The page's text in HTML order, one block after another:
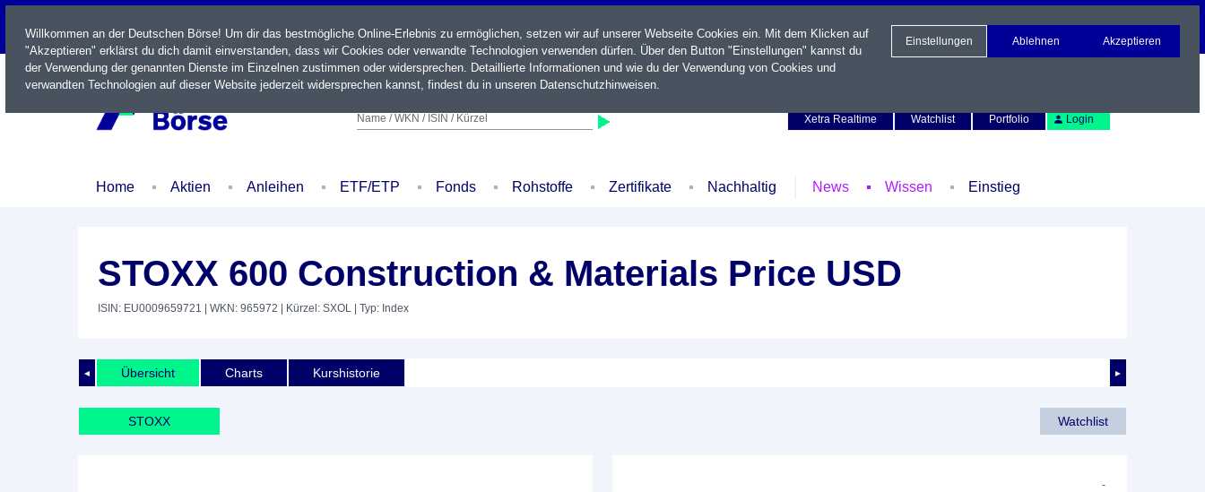
LIVE
Name / WKN / ISIN / Kürzel
Xetra Realtime
Watchlist Portfolio Login
Home Aktien Anleihen ETF/ETP Fonds Rohstoffe Zertifikate Nachhaltig News Wissen Einstieg
STOXX 600 Construction & Materials Price USD
ISIN: EU0009659721 | WKN: 965972 | Kürzel: SXOL | Typ: Index
◄ ►
Übersicht Charts Kurshistorie
STOXX Watchlist
-
Willkommen an der Deutschen Börse! Um dir das bestmögliche Online-Erlebnis zu ermöglichen, setzen wir auf unserer Webseite Cookies ein. Mit dem Klicken auf
"Akzeptieren" erklärst du dich damit einverstanden, dass wir Cookies oder verwandte Technologien verwenden dürfen. Über den Button "Einstellungen" kannst du
der Verwendung der genannten Dienste im Einzelnen zustimmen oder widersprechen. Detaillierte Informationen und wie du der Verwendung von Cookies und
verwandten Technologien auf dieser Website jederzeit widersprechen kannst, findest du in unseren Datenschutzhinweisen.
Einstellungen Ablehnen Akzeptieren